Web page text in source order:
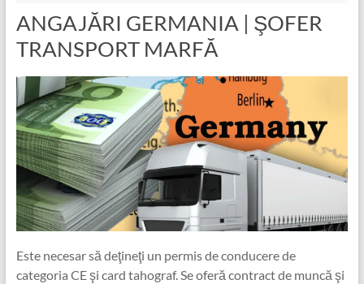
ANGAJĂRI GERMANIA | ŞOFER
TRANSPORT MARFĂ
Este necesar să deţineţi un permis de conducere de
categoria CE şi card tahograf. Se oferă contract de muncă şi